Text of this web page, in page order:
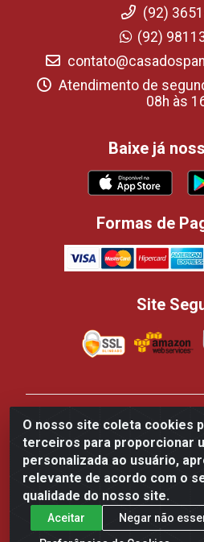
O nosso site coleta cookies
terceiros para proporcionar
personalizada ao usuário,
relevante de acordo com o
qualidade do nosso site.
Aceitar
Negar não
(92)
(92)
Atendimento de
08h às
Baixe já
Formas de
Site
Casa dos Panificadores
Produtos Para Panificação -
700 - Tarumã, Manaus/AM -
84.502.145/